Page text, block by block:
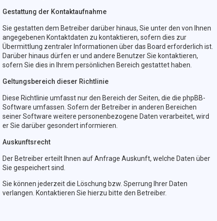
Gestattung der Kontaktaufnahme
Sie gestatten dem Betreiber darüber hinaus, Sie unter den von Ihnen
angegebenen Kontaktdaten zu kontaktieren, sofern dies zur
Übermittlung zentraler Informationen über das Board erforderlich ist.
Darüber hinaus dürfen er und andere Benutzer Sie kontaktieren,
sofern Sie dies in Ihrem persönlichen Bereich gestattet haben.
Geltungsbereich dieser Richtlinie
Diese Richtlinie umfasst nur den Bereich der Seiten, die die phpBB-
Software umfassen. Sofern der Betreiber in anderen Bereichen
seiner Software weitere personenbezogene Daten verarbeitet, wird
er Sie darüber gesondert informieren.
Auskunftsrecht
Der Betreiber erteilt Ihnen auf Anfrage Auskunft, welche Daten über
Sie gespeichert sind.
Sie können jederzeit die Löschung bzw. Sperrung Ihrer Daten
verlangen. Kontaktieren Sie hierzu bitte den Betreiber.